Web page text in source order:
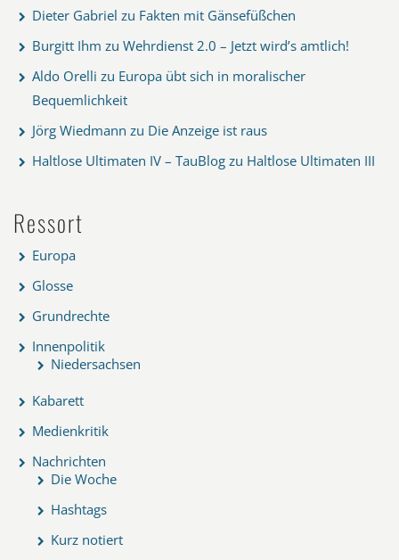
Dieter Gabriel zu Fakten mit Gänsefüßchen
Burgitt Ihm zu Wehrdienst 2.0 – Jetzt wird’s amtlich!
Aldo Orelli zu Europa übt sich in moralischer
Bequemlichkeit
Jörg Wiedmann zu Die Anzeige ist raus
Haltlose Ultimaten IV – TauBlog zu Haltlose Ultimaten III
Ressort
Europa
Glosse
Grundrechte
Innenpolitik
Niedersachsen
Kabarett
Medienkritik
Nachrichten
Die Woche
Hashtags
Kurz notiert